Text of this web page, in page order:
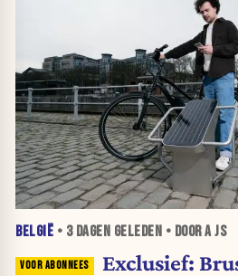
BELGIË • 3 DAGEN GELEDEN • DOOR A JS
Exclusief: